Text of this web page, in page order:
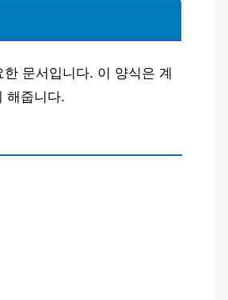
문서입니다. 이 양식은 계
해줍니다.